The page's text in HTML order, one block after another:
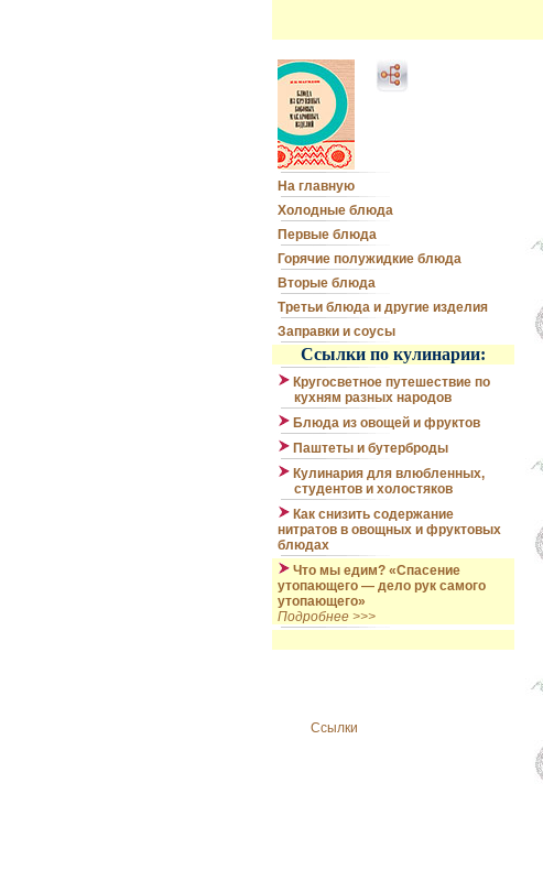
На главную
Холодные блюда
Первые блюда
Горячие полужидкие блюда
Вторые блюда
Третьи блюда и другие изделия
Заправки и соусы
Ссылки по кулинарии:
Кругосветное путешествие по
кухням разных народов
Блюда из овощей и фруктов
Паштеты и бутерброды
Кулинария для влюбленных,
студентов и холостяков
Как снизить содержание
нитратов в овощных и фруктовых
блюдах
Что мы едим? «Спасение
утопающего — дело рук самого
утопающего»
Подробнее >>>
Ссылки